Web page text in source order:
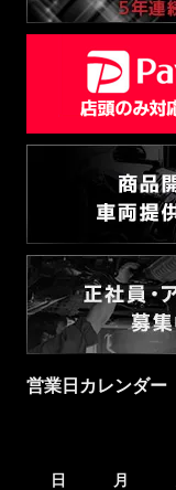
営業日カレンダー
日 月